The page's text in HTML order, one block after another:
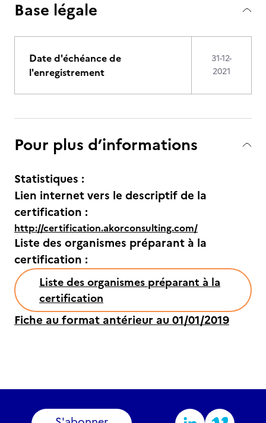
Base légale
Date d'échéance de
l'enregistrement
31-12-
2021
Pour plus d’informations
Statistiques :
Lien internet vers le descriptif de la
certification :
http://certification.akorconsulting.com/
Liste des organismes préparant à la
certification :
Liste des organismes préparant à la
certification
Fiche au format antérieur au 01/01/2019